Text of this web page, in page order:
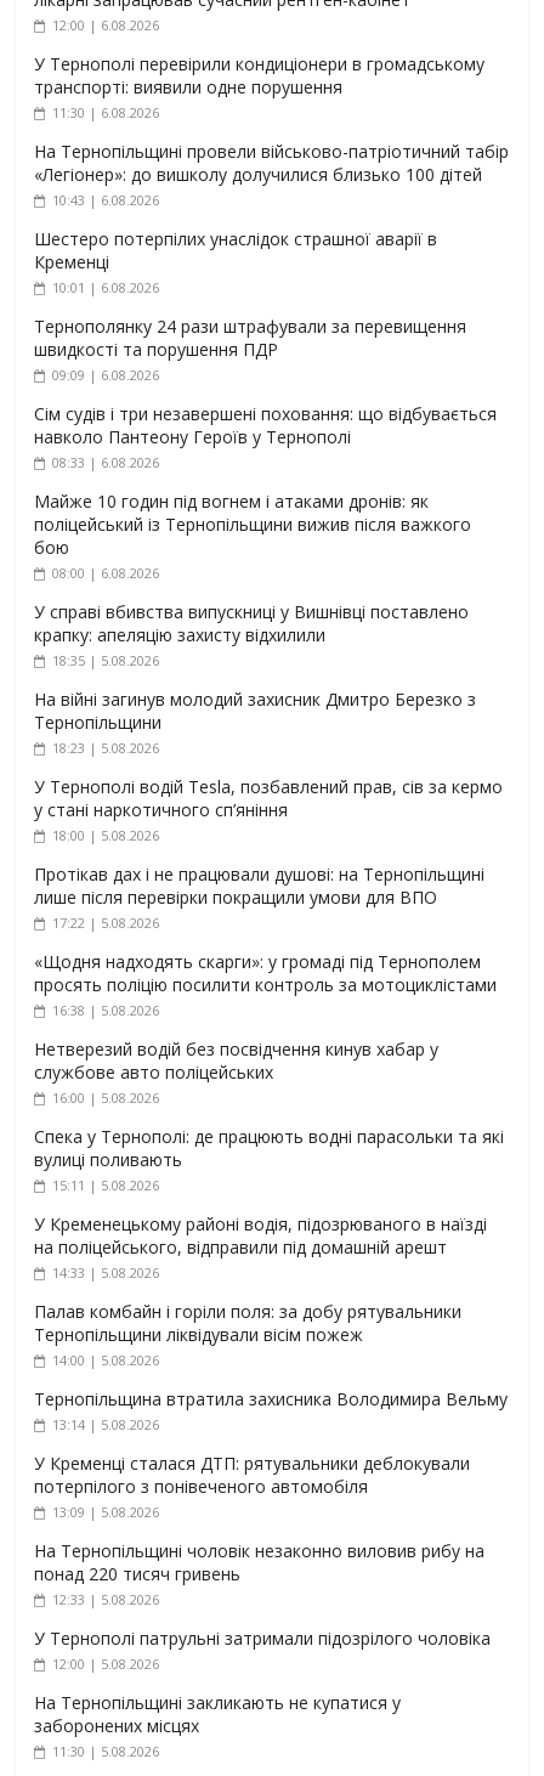
12:00 | 6.08.2026
У Тернополі перевірили кондиціонери в громадському
транспорті: виявили одне порушення
11:30 | 6.08.2026
На Тернопільщині провели військово-патріотичний табір
«Легіонер»: до вишколу долучилися близько 100 дітей
10:43 | 6.08.2026
Шестеро потерпілих унаслідок страшної аварії в
Кременці
10:01 | 6.08.2026
Тернополянку 24 рази штрафували за перевищення
швидкості та порушення ПДР
09:09 | 6.08.2026
Сім судів і три незавершені поховання: що відбувається
навколо Пантеону Героїв у Тернополі
08:33 | 6.08.2026
Майже 10 годин під вогнем і атаками дронів: як
поліцейський із Тернопільщини вижив після важкого
бою
08:00 | 6.08.2026
У справі вбивства випускниці у Вишнівці поставлено
крапку: апеляцію захисту відхилили
18:35 | 5.08.2026
На війні загинув молодий захисник Дмитро Березко з
Тернопільщини
18:23 | 5.08.2026
У Тернополі водій Tesla, позбавлений прав, сів за кермо
у стані наркотичного сп’яніння
18:00 | 5.08.2026
Протікав дах і не працювали душові: на Тернопільщині
лише після перевірки покращили умови для ВПО
17:22 | 5.08.2026
«Щодня надходять скарги»: у громаді під Тернополем
просять поліцію посилити контроль за мотоциклістами
16:38 | 5.08.2026
Нетверезий водій без посвідчення кинув хабар у
службове авто поліцейських
16:00 | 5.08.2026
Спека у Тернополі: де працюють водні парасольки та які
вулиці поливають
15:11 | 5.08.2026
У Кременецькому районі водія, підозрюваного в наїзді
на поліцейського, відправили під домашній арешт
14:33 | 5.08.2026
Палав комбайн і горіли поля: за добу рятувальники
Тернопільщини ліквідували вісім пожеж
14:00 | 5.08.2026
Тернопільщина втратила захисника Володимира Вельму
13:14 | 5.08.2026
У Кременці сталася ДТП: рятувальники деблокували
потерпілого з понівеченого автомобіля
13:09 | 5.08.2026
На Тернопільщині чоловік незаконно виловив рибу на
понад 220 тисяч гривень
12:33 | 5.08.2026
У Тернополі патрульні затримали підозрілого чоловіка
12:00 | 5.08.2026
На Тернопільщині закликають не купатися у
заборонених місцях
11:30 | 5.08.2026